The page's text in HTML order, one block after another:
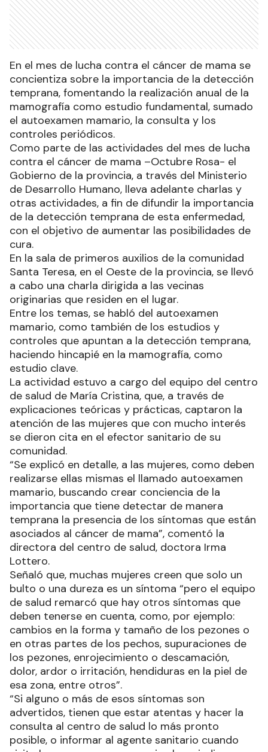
En el mes de lucha contra el cáncer de mama se
concientiza sobre la importancia de la detección
temprana, fomentando la realización anual de la
mamografía como estudio fundamental, sumado
el autoexamen mamario, la consulta y los
controles periódicos.
Como parte de las actividades del mes de lucha
contra el cáncer de mama –Octubre Rosa- el
Gobierno de la provincia, a través del Ministerio
de Desarrollo Humano, lleva adelante charlas y
otras actividades, a fin de difundir la importancia
de la detección temprana de esta enfermedad,
con el objetivo de aumentar las posibilidades de
cura.
En la sala de primeros auxilios de la comunidad
Santa Teresa, en el Oeste de la provincia, se llevó
a cabo una charla dirigida a las vecinas
originarias que residen en el lugar.
Entre los temas, se habló del autoexamen
mamario, como también de los estudios y
controles que apuntan a la detección temprana,
haciendo hincapié en la mamografía, como
estudio clave.
La actividad estuvo a cargo del equipo del centro
de salud de María Cristina, que, a través de
explicaciones teóricas y prácticas, captaron la
atención de las mujeres que con mucho interés
se dieron cita en el efector sanitario de su
comunidad.
“Se explicó en detalle, a las mujeres, como deben
realizarse ellas mismas el llamado autoexamen
mamario, buscando crear conciencia de la
importancia que tiene detectar de manera
temprana la presencia de los síntomas que están
asociados al cáncer de mama”, comentó la
directora del centro de salud, doctora Irma
Lottero.
Señaló que, muchas mujeres creen que solo un
bulto o una dureza es un síntoma “pero el equipo
de salud remarcó que hay otros síntomas que
deben tenerse en cuenta, como, por ejemplo:
cambios en la forma y tamaño de los pezones o
en otras partes de los pechos, supuraciones de
los pezones, enrojecimiento o descamación,
dolor, ardor o irritación, hendiduras en la piel de
esa zona, entre otros”.
“Si alguno o más de esos síntomas son
advertidos, tienen que estar atentas y hacer la
consulta al centro de salud lo más pronto
posible, o informar al agente sanitario cuando